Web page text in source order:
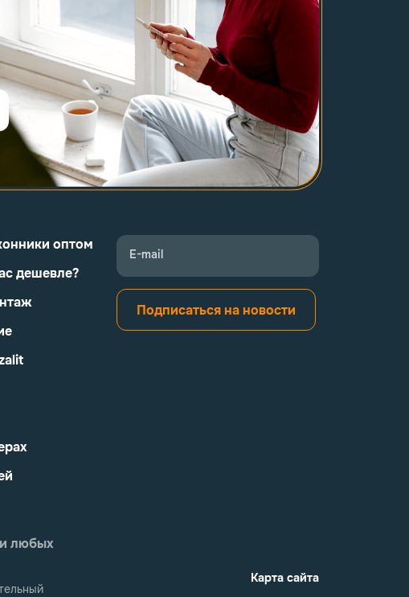
оптом
дешевле?
E-mail
Подписаться на новости
любых
Карта сайта